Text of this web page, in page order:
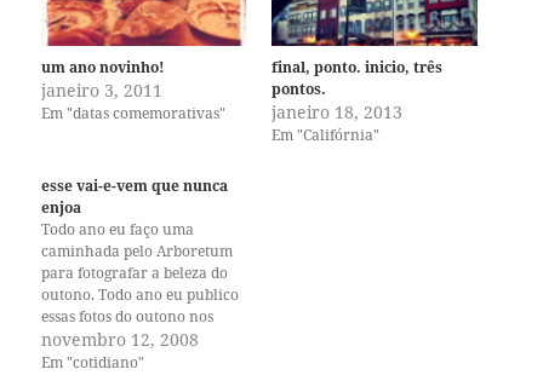
um ano novinho!
janeiro 3, 2011
Em "datas comemorativas"
final, ponto. inicio, três
pontos.
janeiro 18, 2013
Em "Califórnia"
esse vai-e-vem que nunca
enjoa
Todo ano eu faço uma
caminhada pelo Arboretum
para fotografar a beleza do
outono. Todo ano eu publico
essas fotos do outono nos
meus blogs. Quem me
acompanha há um certo
novembro 12, 2008
Em "cotidiano"